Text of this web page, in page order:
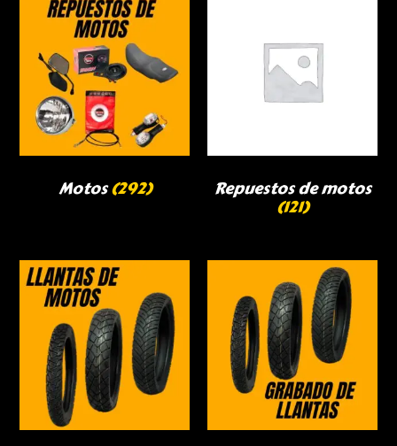
Motos(292) Repuestos de motos
(121)